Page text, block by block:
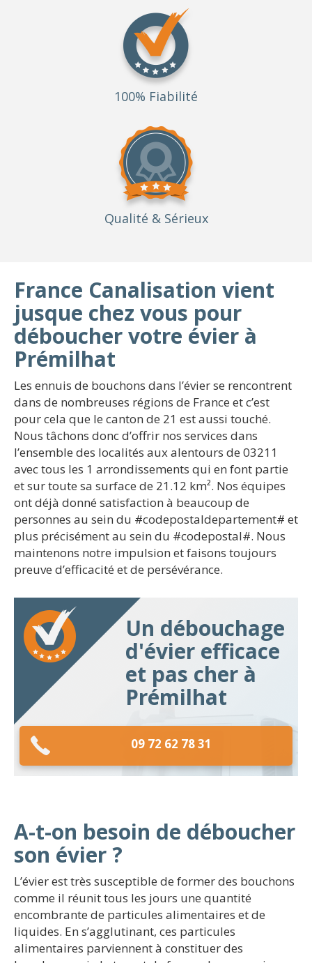
100% Fiabilité
Qualité & Sérieux
France Canalisation vient
jusque chez vous pour
déboucher votre évier à
Prémilhat
Les ennuis de bouchons dans l’évier se rencontrent
dans de nombreuses régions de France et c’est
pour cela que le canton de 21 est aussi touché.
Nous tâchons donc d’offrir nos services dans
l’ensemble des localités aux alentours de 03211
avec tous les 1 arrondissements qui en font partie
et sur toute sa surface de 21.12 km². Nos équipes
ont déjà donné satisfaction à beaucoup de
personnes au sein du #codepostaldepartement# et
plus précisément au sein du #codepostal#. Nous
maintenons notre impulsion et faisons toujours
preuve d’efficacité et de persévérance.
Un débouchage
d'évier efficace
et pas cher à
Prémilhat
09 72 62 78 31
A-t-on besoin de déboucher
son évier ?
L’évier est très susceptible de former des bouchons
comme il réunit tous les jours une quantité
encombrante de particules alimentaires et de
liquides. En s’agglutinant, ces particules
alimentaires parviennent à constituer des